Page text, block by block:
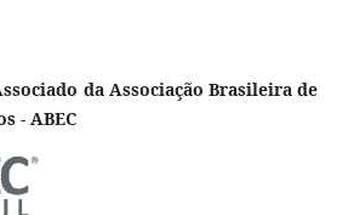
da Associação Brasileira de
- ABEC